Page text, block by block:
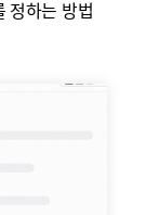
정하는 방법